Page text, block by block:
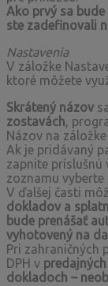
Ako prvý sa
ste zadefinovali
Nastavenia
V záložke
ktoré môžete
Skrátený názov
zostavách,
Názov na záložke
Ak je pridávaný
zapnite príslušnú
zoznamu
V ďalšej časti
dokladov a
bude prenášať
vyhotovený na
Pri zahraničných
DPH v
dokladoch –